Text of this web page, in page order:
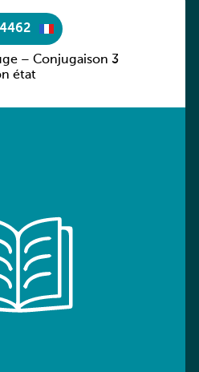
– Conjugaison 3
état